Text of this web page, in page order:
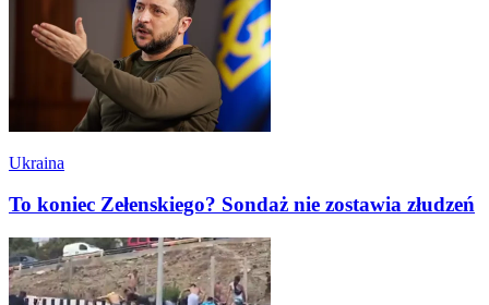
Ukraina
To koniec Zełenskiego? Sondaż nie zostawia złudzeń